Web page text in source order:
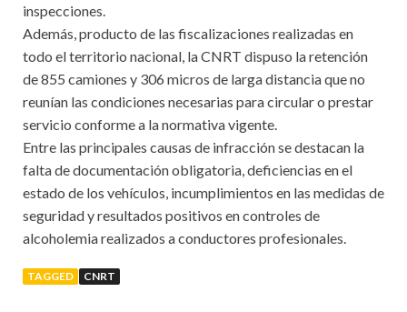
inspecciones.
Además, producto de las fiscalizaciones realizadas en
todo el territorio nacional, la CNRT dispuso la retención
de 855 camiones y 306 micros de larga distancia que no
reunían las condiciones necesarias para circular o prestar
servicio conforme a la normativa vigente.
Entre las principales causas de infracción se destacan la
falta de documentación obligatoria, deficiencias en el
estado de los vehículos, incumplimientos en las medidas de
seguridad y resultados positivos en controles de
alcoholemia realizados a conductores profesionales.
TAGGED CNRT